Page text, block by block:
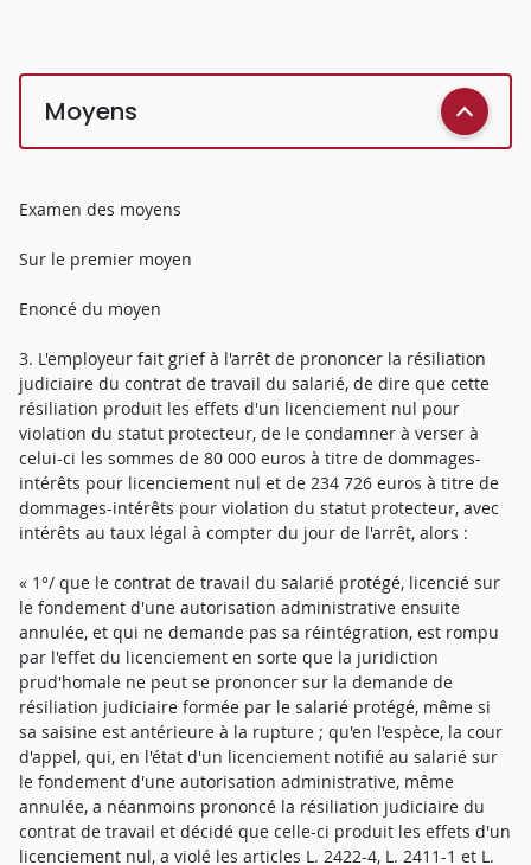
Moyens
Examen des moyens
Sur le premier moyen
Enoncé du moyen
3. L'employeur fait grief à l'arrêt de prononcer la résiliation
judiciaire du contrat de travail du salarié, de dire que cette
résiliation produit les effets d'un licenciement nul pour
violation du statut protecteur, de le condamner à verser à
celui-ci les sommes de 80 000 euros à titre de dommages-
intérêts pour licenciement nul et de 234 726 euros à titre de
dommages-intérêts pour violation du statut protecteur, avec
intérêts au taux légal à compter du jour de l'arrêt, alors :
« 1°/ que le contrat de travail du salarié protégé, licencié sur
le fondement d'une autorisation administrative ensuite
annulée, et qui ne demande pas sa réintégration, est rompu
par l'effet du licenciement en sorte que la juridiction
prud'homale ne peut se prononcer sur la demande de
résiliation judiciaire formée par le salarié protégé, même si
sa saisine est antérieure à la rupture ; qu'en l'espèce, la cour
d'appel, qui, en l'état d'un licenciement notifié au salarié sur
le fondement d'une autorisation administrative, même
annulée, a néanmoins prononcé la résiliation judiciaire du
contrat de travail et décidé que celle-ci produit les effets d'un
licenciement nul, a violé les articles L. 2422-4, L. 2411-1 et L.